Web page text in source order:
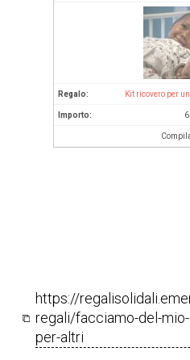
Kit ricovero per
https://
regali/facciamo-del-
per-altri